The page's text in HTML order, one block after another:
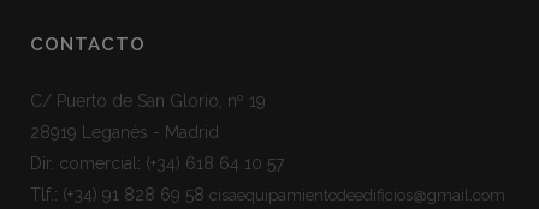
CONTACTO
C/ Puerto de San Glorio, nº 19
28919 Leganés - Madrid
Dir. comercial: (+34) 618 64 10 57
Tlf.: (+34) 91 828 69 58 cisaequipamientodeedificios@gmail.com